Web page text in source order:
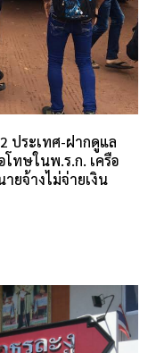
ประเทศ-ฝากดูแล
ทษในพ.ร.ก. เครือ
ยจ้างไม่จ่ายเงิน